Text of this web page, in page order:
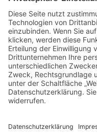
Presseberichte
Messen & Events
Hinter den Kulissen
Bewerbung